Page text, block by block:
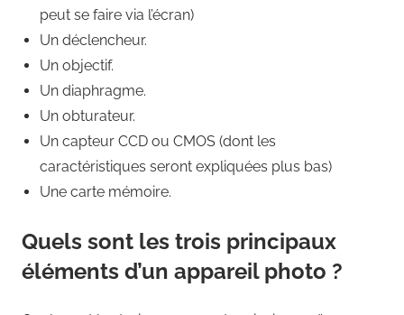
peut se faire via l’écran)
Un déclencheur.
Un objectif.
Un diaphragme.
Un obturateur.
Un capteur CCD ou CMOS (dont les
caractéristiques seront expliquées plus bas)
Une carte mémoire.
Quels sont les trois principaux
éléments d’un appareil photo ?